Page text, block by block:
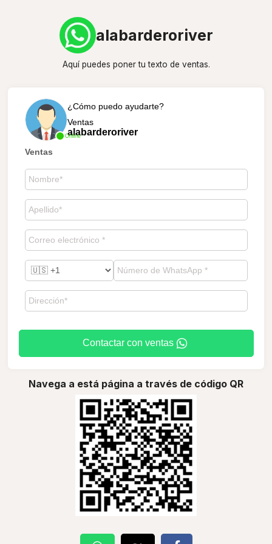
alabarderoriver
Aquí puedes poner tu texto de ventas.
Online
¿Cómo puedo ayudarte?
Ventas
alabarderoriver
Ventas
Contactar con ventas
Navega a está página a través de código QR